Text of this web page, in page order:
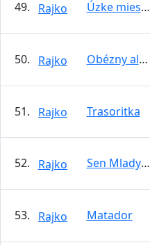
49. Rajko Úzke miesta žien
50. Rajko Obézny alpinista
51. Rajko Trasoritka
52. Rajko Sen Mladych Chlapcov
53. Rajko Matador